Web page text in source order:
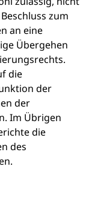
zum
an eine
Übergehen
die
der
der
Im Übrigen
die
des